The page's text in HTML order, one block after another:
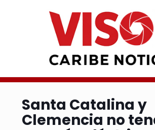
Santa Catalina y
Clemencia no